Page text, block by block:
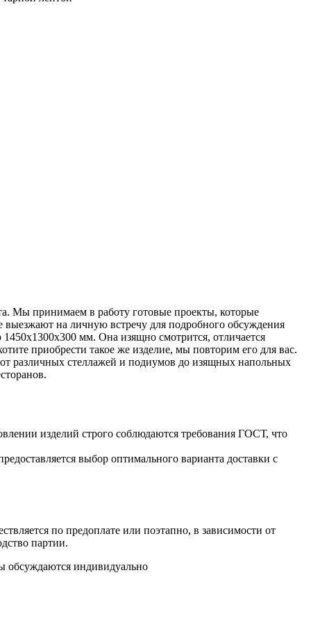
Мы принимаем в работу готовые проекты, которые
выезжают на личную встречу для подробного обсуждения
мм. Она изящно смотрится, отличается
приобрести такое же изделие, мы повторим его для вас.
различных стеллажей и подиумов до изящных напольных
изделий строго соблюдаются требования ГОСТ, что
выбор оптимального варианта доставки с
по предоплате или поэтапно, в зависимости от
партии.
обсуждаются индивидуально